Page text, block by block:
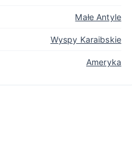
Małe Antyle
Wyspy Karaibskie
Ameryka